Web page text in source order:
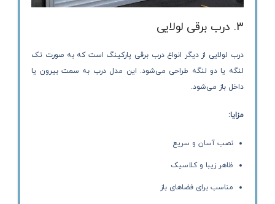
3. درب برقی لولایی
درب لولایی از دیگر انواع درب برقی پارکینگ است که به صورت تک
لنگه یا دو لنگه طراحی می‌شود. این مدل درب به سمت بیرون یا
داخل باز می‌شود.
مزایا:
نصب آسان و سریع
ظاهر زیبا و کلاسیک
مناسب برای فضاهای باز